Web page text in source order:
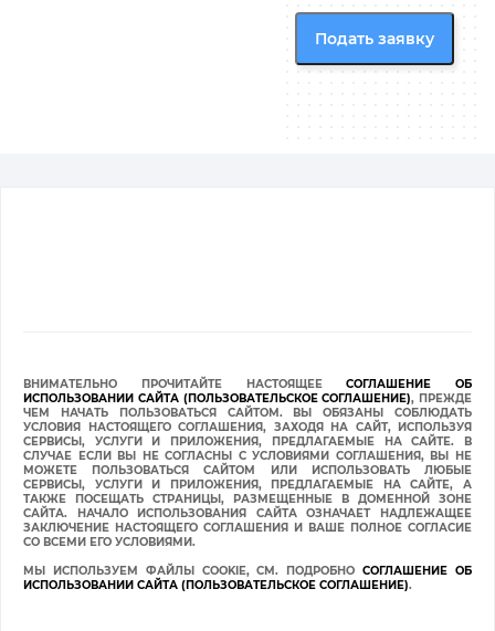
ВНИМАТЕЛЬНО ПРОЧИТАЙТЕ НАСТОЯЩЕЕСОГЛАШЕНИЕ ОБ
ИСПОЛЬЗОВАНИИ САЙТА (ПОЛЬЗОВАТЕЛЬСКОЕ СОГЛАШЕНИЕ), ПРЕЖДЕ
ЧЕМ НАЧАТЬ ПОЛЬЗОВАТЬСЯ САЙТОМ. ВЫ ОБЯЗАНЫ СОБЛЮДАТЬ
УСЛОВИЯ НАСТОЯЩЕГО СОГЛАШЕНИЯ, ЗАХОДЯ НА САЙТ, ИСПОЛЬЗУЯ
СЕРВИСЫ, УСЛУГИ И ПРИЛОЖЕНИЯ, ПРЕДЛАГАЕМЫЕ НА САЙТЕ. В
СЛУЧАЕ ЕСЛИ ВЫ НЕ СОГЛАСНЫ С УСЛОВИЯМИ СОГЛАШЕНИЯ, ВЫ НЕ
МОЖЕТЕ ПОЛЬЗОВАТЬСЯ САЙТОМ ИЛИ ИСПОЛЬЗОВАТЬ ЛЮБЫЕ
СЕРВИСЫ, УСЛУГИ И ПРИЛОЖЕНИЯ, ПРЕДЛАГАЕМЫЕ НА САЙТЕ, А
ТАКЖЕ ПОСЕЩАТЬ СТРАНИЦЫ, РАЗМЕЩЕННЫЕ В ДОМЕННОЙ ЗОНЕ
САЙТА. НАЧАЛО ИСПОЛЬЗОВАНИЯ САЙТА ОЗНАЧАЕТ НАДЛЕЖАЩЕЕ
ЗАКЛЮЧЕНИЕ НАСТОЯЩЕГО СОГЛАШЕНИЯ И ВАШЕ ПОЛНОЕ СОГЛАСИЕ
СО ВСЕМИ ЕГО УСЛОВИЯМИ.
МЫ ИСПОЛЬЗУЕМ ФАЙЛЫ COOKIE, СМ. ПОДРОБНОСОГЛАШЕНИЕ ОБ
ИСПОЛЬЗОВАНИИ САЙТА (ПОЛЬЗОВАТЕЛЬСКОЕ СОГЛАШЕНИЕ).